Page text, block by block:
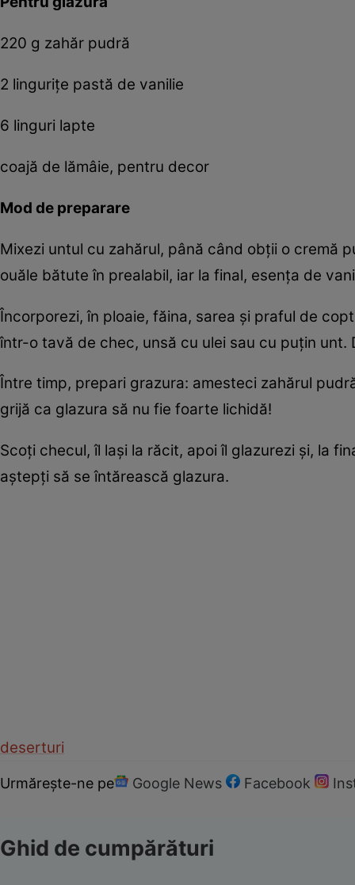
220 g zahăr pudră
2 lingurițe pastă de vanilie
6 linguri lapte
coajă de lămâie, pentru decor
Mod de preparare
Mixezi untul cu zahărul, până când obții o cremă
ouăle bătute în prealabil, iar la final, esența de
Încorporezi, în ploaie, făina, sarea și praful de
într-o tavă de chec, unsă cu ulei sau cu puțin
Între timp, prepari grazura: amesteci zahărul
grijă ca glazura să nu fie foarte lichidă!
Scoți checul, îl lași la răcit, apoi îl glazurezi și, la
aștepți să se întărească glazura.
deserturi
Urmărește-ne pe Google News Facebook
Ghid de cumpărături